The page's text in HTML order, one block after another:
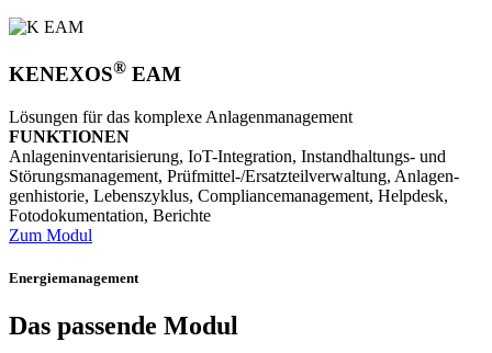
KENEXOS® EAM
Lösungen für das komplexe Anlagen­management
FUNKTIONEN
Anlagen­inventari­sierung, IoT-Inte­gration, Instan­dhaltungs- und
Störungs­manage­ment, Prüf­mittel-/Ersatzteil­verwaltung, Anlagen­
genhistorie, Lebens­zyklus, Compliance­management, Helpdesk,
Fotodo­kumenta­tion, Berichte
Zum Modul
Energiemanagement
Das passende Modul